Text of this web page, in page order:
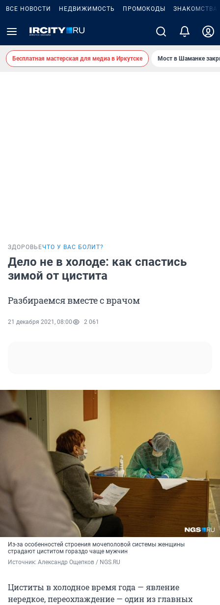
ВСЕ НОВОСТИ НЕДВИЖИМОСТЬ ПРОМОКОДЫ ЗНАКОМСТВА
Бесплатная мастерская для медиа в Иркутске Мост в Шаманке
ЗДОРОВЬЕЧТО У ВАС БОЛИТ?
Дело не в холоде: как спастись
зимой от цистита
Разбираемся вместе с врачом
21 декабря 2021, 08:00 2 061
Из-за особенностей строения мочеполовой системы женщины
страдают циститом гораздо чаще мужчин
Источник: Александр Ощепков / NGS.RU
Циститы в холодное время года — явление
нередкое, переохлаждение — один из главных